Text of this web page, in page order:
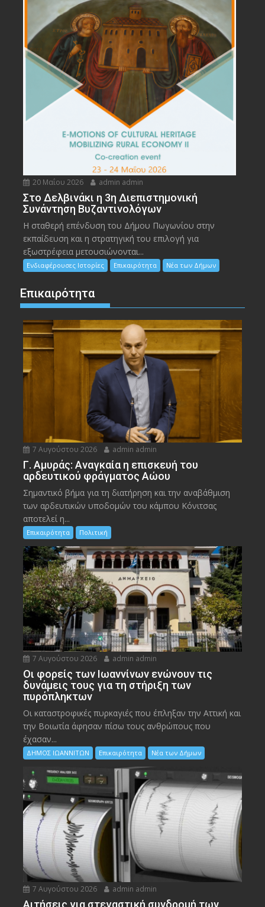
20 Μαΐου 2026 admin admin
Στο Δελβινάκι η 3η Διεπιστημονική
Συνάντηση Βυζαντινολόγων
Η σταθερή επένδυση του Δήμου Πωγωνίου στην
εκπαίδευση και η στρατηγική του επιλογή για
εξωστρέφεια μετουσιώνονται...
Ενδιαφέρουσες Ιστορίες Επικαιρότητα Νέα των Δήμων
Επικαιρότητα
7 Αυγούστου 2026 admin admin
Γ. Αμυράς: Αναγκαία η επισκευή του
αρδευτικού φράγματος Αώου
Σημαντικό βήμα για τη διατήρηση και την αναβάθμιση
των αρδευτικών υποδομών του κάμπου Κόνιτσας
αποτελεί η...
Επικαιρότητα Πολιτική
7 Αυγούστου 2026 admin admin
Οι φορείς των Ιωαννίνων ενώνουν τις
δυνάμεις τους για τη στήριξη των
πυρόπληκτων
Οι καταστροφικές πυρκαγιές που έπληξαν την Αττική και
την Bοιωτία άφησαν πίσω τους ανθρώπους που
έχασαν...
ΔΗΜΟΣ ΙΩΑΝΝΙΤΩΝ Επικαιρότητα Νέα των Δήμων
7 Αυγούστου 2026 admin admin
Αιτήσεις για στεγαστική συνδρομή των